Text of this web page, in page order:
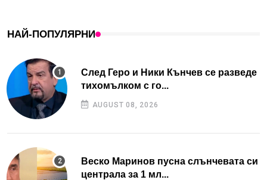
НАЙ-ПОПУЛЯРНИ
След Геро и Ники Кънчев се разведе
тихомълком с го...
AUGUST 08, 2026
Веско Маринов пусна слънчевата си
централа за 1 мл...